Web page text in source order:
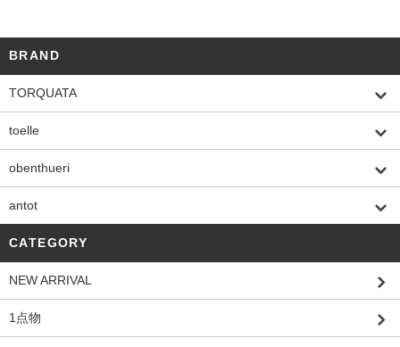
BRAND
TORQUATA
toelle
obenthueri
antot
CATEGORY
NEW ARRIVAL
1点物